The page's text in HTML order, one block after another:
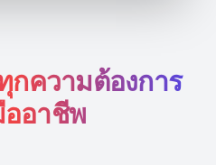
กความต้องการ
อาชีพ